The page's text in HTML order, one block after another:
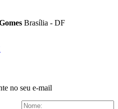
Brasília - DF
no seu e-mail